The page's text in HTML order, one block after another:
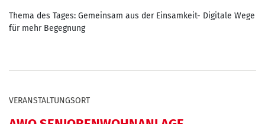
Thema des Tages: Gemeinsam aus der Einsamkeit- Digitale Wege
für mehr Begegnung
VERANSTALTUNGSORT